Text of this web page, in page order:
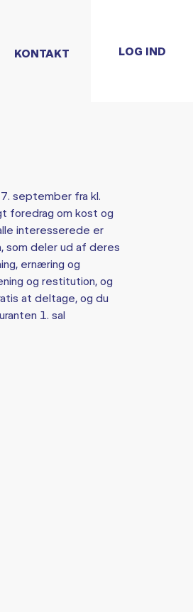
KONTAKT LOG IND
september fra kl.
foredrag om kost og
interesserede er
som deler ud af deres
ernæring og
og restitution, og
at deltage, og du
1. sal